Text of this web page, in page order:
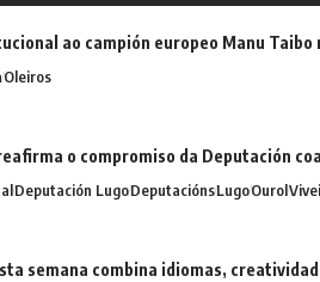
ao campión europeo Manu Taibo
Oleiros
o compromiso da Deputación
Deputación LugoDeputaciónsLugoOurol
semana combina idiomas,